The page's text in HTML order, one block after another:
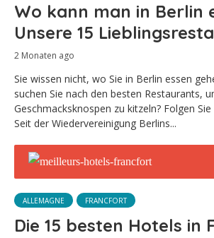
Wo kann man in Berlin
Unsere 15
2 Monaten ago
Sie wissen nicht, wo Sie in Berlin essen
suchen Sie nach den besten Restaurants,
Geschmacksknospen zu kitzeln? Folgen
Seit der Wiedervereinigung Berlins...
ALLEMAGNE FRANCFORT
Die 15 besten Hotels in